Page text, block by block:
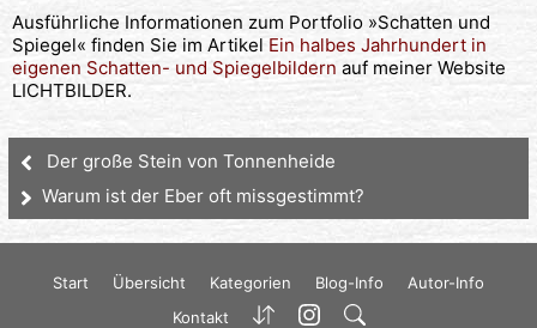
Ausführliche Informationen zum Portfolio »Schatten und
Spiegel« finden Sie im Artikel Ein halbes Jahrhundert in
eigenen Schatten- und Spiegelbildern auf meiner Website
LICHTBILDER.
Der große Stein von Tonnenheide
Warum ist der Eber oft missgestimmt?
Start Übersicht Kategorien Blog-Info
Autor-Info
Kontakt